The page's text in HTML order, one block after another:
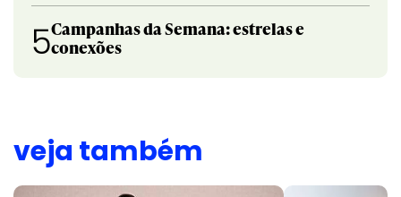
5Campanhas da Semana: estrelas e
conexões
veja também